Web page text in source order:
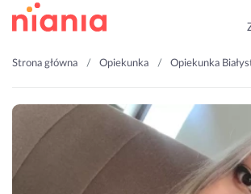
Strona główna Opiekunka Opiekunka